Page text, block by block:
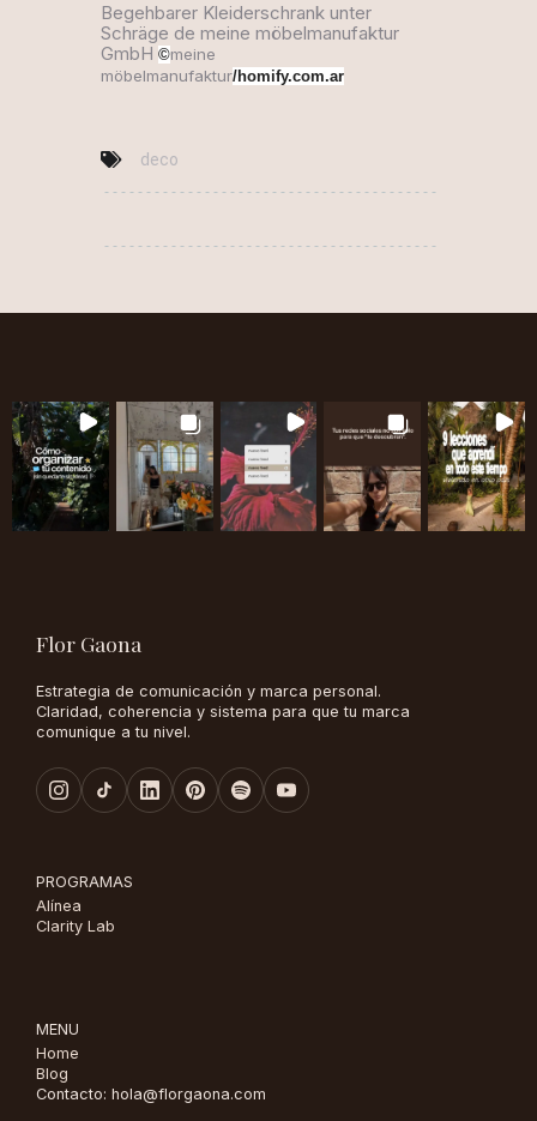
Begehbarer Kleiderschrank unter
Schräge de meine möbelmanufaktur
GmbH ©meine
möbelmanufaktur/homify.com.ar
deco
Flor Gaona
Estrategia de comunicación y marca personal.
Claridad, coherencia y sistema para que tu marca
comunique a tu nivel.
PROGRAMAS
Alínea
Clarity Lab
MENU
Home
Blog
Contacto: hola@florgaona.com